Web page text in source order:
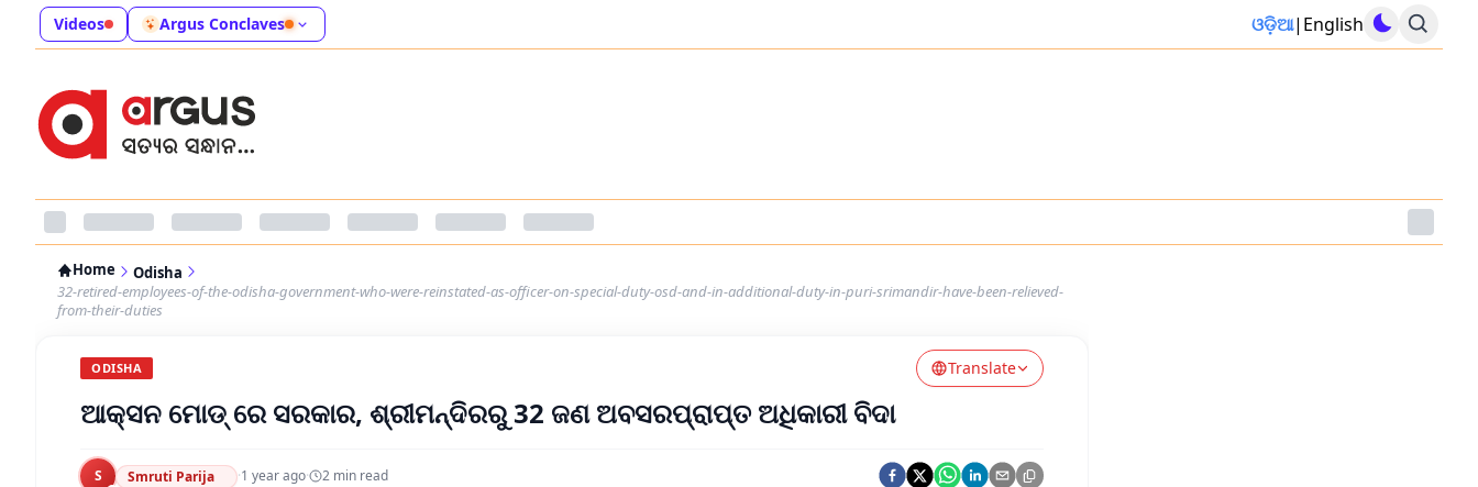
Videos Argus Conclaves ଓଡ଼ିଆ| English
Home
Odisha
32-retired-employees-of-the-odisha-government-who-were-reinstated-as-officer-on-special-duty-osd-and-in-additional-duty-in-puri-srimandir-have-been-relieved-
from-their-duties
ODISHA Translate
ଆକ୍ସନ ମୋଡ୍ ରେ ସରକାର, ଶ୍ରୀମନ୍ଦିରରୁ 32 ଜଣ ଅବସରପ୍ରାପ୍ତ ଅଧିକାରୀ ବିଦା
S Smruti Parija ·1 year ago· 2 min read